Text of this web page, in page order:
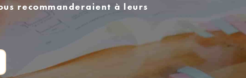
recommanderaient à leurs